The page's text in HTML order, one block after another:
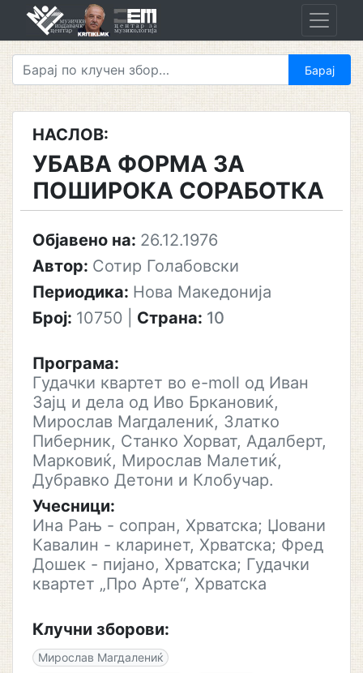
НАСЛОВ:
УБАВА ФОРМА ЗА
ПОШИРОКА СОРАБОТКА
Објавено на: 26.12.1976
Автор: Сотир Голабовски
Периодика: Нова Македонија
Број: 10750 Страна: 10
Програма:
Гудачки квартет во e-moll од Иван
Зајц и дела од Иво Бркановиќ,
Мирослав Магдалениќ, Златко
Пиберник, Станко Хорват, Адалберт,
Марковиќ, Мирослав Малетиќ,
Дубравко Детони и Клобучар.
Учесници:
Ина Рањ - сопран, Хрватска; Џовани
Кавалин - кларинет, Хрватска; Фред
Дошек - пијано, Хрватска; Гудачки
квартет „Про Арте“, Хрватска
Клучни зборови:
Мирослав Магдалениќ